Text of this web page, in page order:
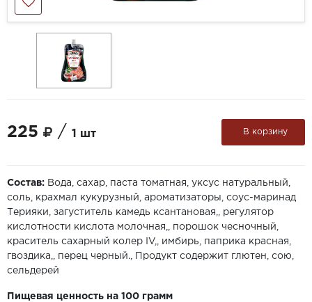
225 / 1 шт В корзину
Состав: Вода, сахар, паста томатная, уксус натуральный,
соль, крахмал кукурузный, ароматизаторы, соус-маринад
Терияки, загуститель камедь ксантановая,, регулятор
кислотности кислота молочная,, порошок чесночный,
краситель сахарный колер IV,, имбирь, паприка красная,
гвоздика,, перец черный., Продукт содержит глютен, сою,
сельдерей
Пищевая ценность на 100 грамм